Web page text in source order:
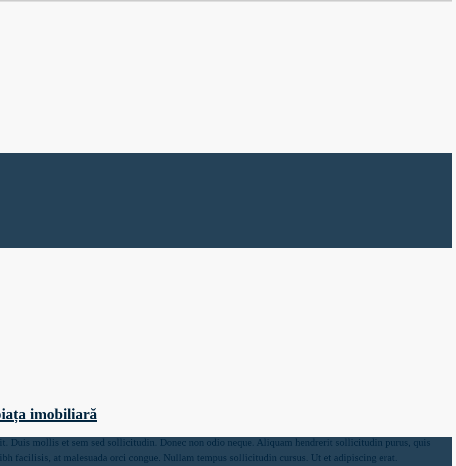
imobiliară
Duis mollis et sem sed sollicitudin. Donec non odio neque. Aliquam hendrerit sollicitudin purus, quis
facilisis, at malesuada orci congue. Nullam tempus sollicitudin cursus. Ut et adipiscing erat.